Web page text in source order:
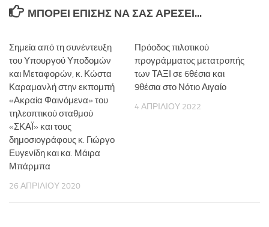
ΜΠΟΡΕΊ ΕΠΊΣΗΣ ΝΑ ΣΑΣ ΑΡΈΣΕΙ...
Σημεία από τη συνέντευξη
του Υπουργού Υποδομών
και Μεταφορών, κ. Κώστα
Καραμανλή στην εκπομπή
«Ακραία Φαινόμενα» του
τηλεοπτικού σταθμού
«ΣΚΑΪ» και τους
δημοσιογράφους κ. Γιώργο
Ευγενίδη και κα. Μάιρα
Μπάρμπα
26 ΑΠΡΙΛΊΟΥ 2020
Πρόοδος πιλοτικού
προγράμματος μετατροπής
των ΤΑΞΙ σε 6θέσια και
9θέσια στο Νότιο Αιγαίο
4 ΑΠΡΙΛΊΟΥ 2022